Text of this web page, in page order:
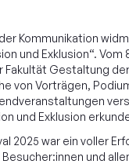
& Workshops
Kommunikation
und Exklusion“. Vom
Fakultät Gestaltung
von Vorträgen,
und Exklusion
2025 war ein voller
Besucher:innen und